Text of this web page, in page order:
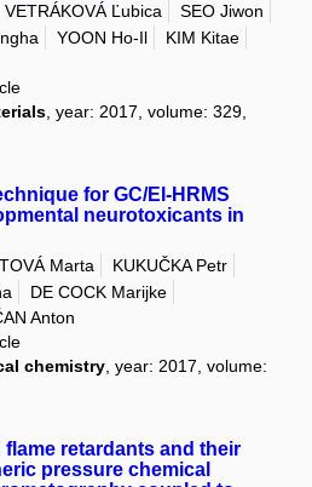
VETRÁKOVÁ Ľubica
SEO Jiwon
YOON Ho-Il
KIM Kitae
, year: 2017, volume: 329,
for GC/EI-HRMS
neurotoxicants in
Marta
KUKUČKA Petr
DE COCK Marijke
Anton
chemistry , year: 2017, volume:
retardants and their
pressure chemical